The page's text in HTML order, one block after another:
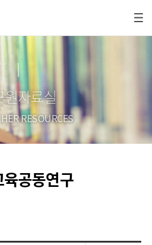
원자료실
RESOURCES
공동연구